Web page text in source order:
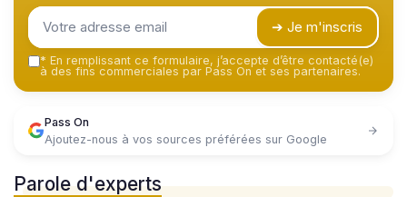
➔ Je m'inscris
* En remplissant ce formulaire, j’accepte d’être contacté(e)
à des fins commerciales par Pass On et ses partenaires.
Pass On
Ajoutez-nous à vos sources préférées sur Google
Parole d'experts